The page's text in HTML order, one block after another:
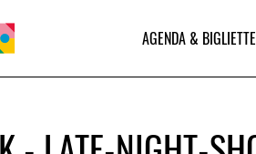
AGENDA &